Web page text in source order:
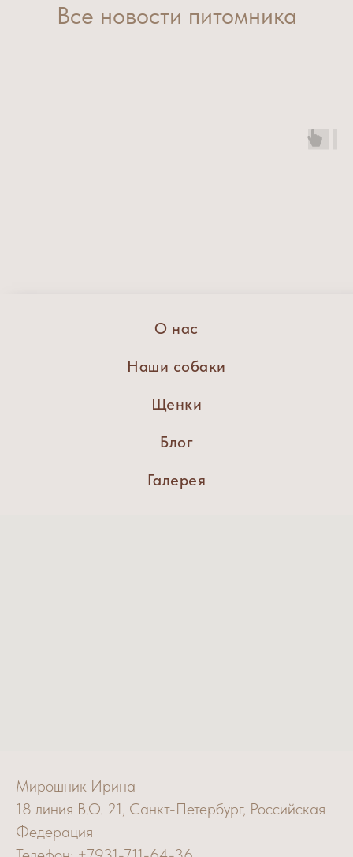
Все новости питомника
О нас
Наши собаки
Щенки
Блог
Галерея
Мирошник Ирина
18 линия В.О. 21, Санкт-Петербург, Российская
Федерация